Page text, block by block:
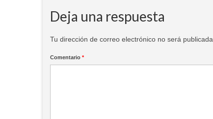
Deja una respuesta
Tu dirección de correo electrónico no será publicada.
Comentario *